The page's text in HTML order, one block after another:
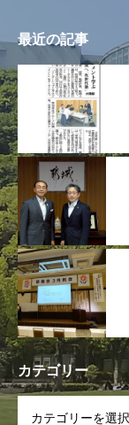
最近の記事
カテゴリー